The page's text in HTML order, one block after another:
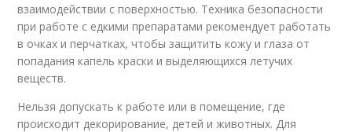
взаимодействии с поверхностью. Техника безопасности
при работе с едкими препаратами рекомендует работать
в очках и перчатках, чтобы защитить кожу и глаза от
попадания капель краски и выделяющихся летучих
веществ.
Нельзя допускать к работе или в помещение, где
происходит декорирование, детей и животных. Для